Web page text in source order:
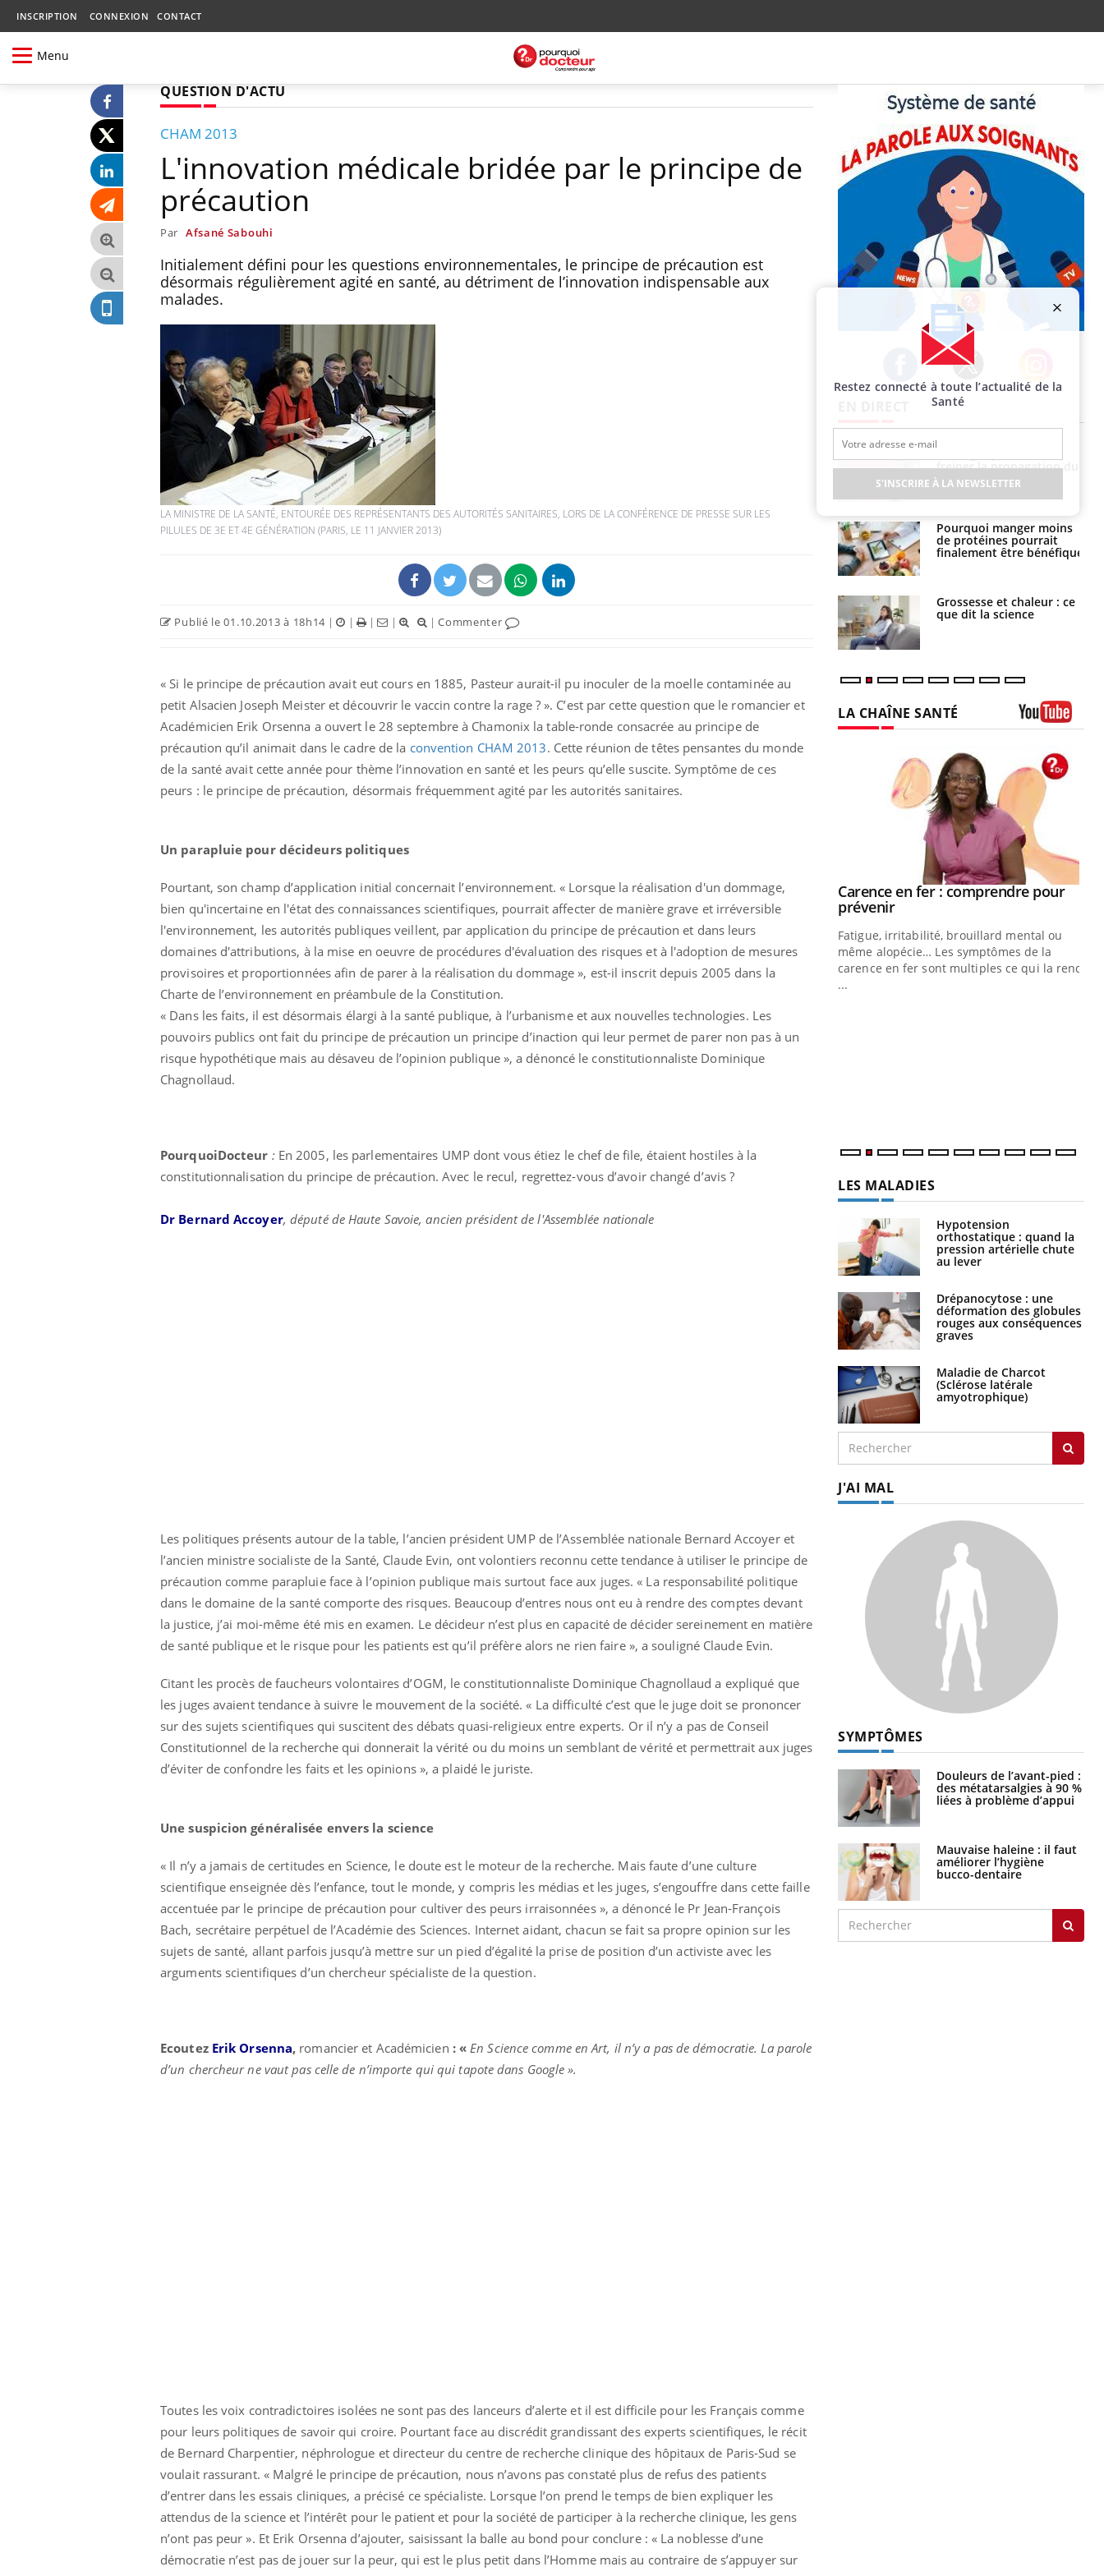
INSCRIPTION CONNEXION CONTACT
Menu
QUESTION D'ACTU
CHAM 2013
L'innovation médicale bridée par le principe de
précaution
Par Afsané Sabouhi
Initialement défini pour les questions environnementales, le principe de précaution est
désormais régulièrement agité en santé, au détriment de l’innovation indispensable aux
malades.
LA MINISTRE DE LA SANTÉ, ENTOURÉE DES REPRÉSENTANTS DES AUTORITÉS SANITAIRES, LORS DE LA CONFÉRENCE DE PRESSE SUR LES
PILULES DE 3E ET 4E GÉNÉRATION (PARIS, LE 11 JANVIER 2013)
Publié le 01.10.2013 à 18h14 | | | | |Commenter
« Si le principe de précaution avait eut cours en 1885, Pasteur aurait-il pu inoculer de la moelle contaminée au
petit Alsacien Joseph Meister et découvrir le vaccin contre la rage ? ». C’est par cette question que le romancier et
Académicien Erik Orsenna a ouvert le 28 septembre à Chamonix la table-ronde consacrée au principe de
précaution qu’il animait dans le cadre de la convention CHAM 2013. Cette réunion de têtes pensantes du monde
de la santé avait cette année pour thème l’innovation en santé et les peurs qu’elle suscite. Symptôme de ces
peurs : le principe de précaution, désormais fréquemment agité par les autorités sanitaires.
Un parapluie pour décideurs politiques
Pourtant, son champ d’application initial concernait l’environnement. « Lorsque la réalisation d'un dommage,
bien qu'incertaine en l'état des connaissances scientifiques, pourrait affecter de manière grave et irréversible
l'environnement, les autorités publiques veillent, par application du principe de précaution et dans leurs
domaines d'attributions, à la mise en oeuvre de procédures d'évaluation des risques et à l'adoption de mesures
provisoires et proportionnées afin de parer à la réalisation du dommage », est-il inscrit depuis 2005 dans la
Charte de l’environnement en préambule de la Constitution.
« Dans les faits, il est désormais élargi à la santé publique, à l’urbanisme et aux nouvelles technologies. Les
pouvoirs publics ont fait du principe de précaution un principe d’inaction qui leur permet de parer non pas à un
risque hypothétique mais au désaveu de l’opinion publique », a dénoncé le constitutionnaliste Dominique
Chagnollaud.
PourquoiDocteur : En 2005, les parlementaires UMP dont vous étiez le chef de file, étaient hostiles à la
constitutionnalisation du principe de précaution. Avec le recul, regrettez-vous d’avoir changé d’avis ?
Dr Bernard Accoyer, député de Haute Savoie, ancien président de l'Assemblée nationale
Les politiques présents autour de la table, l’ancien président UMP de l’Assemblée nationale Bernard Accoyer et
l’ancien ministre socialiste de la Santé, Claude Evin, ont volontiers reconnu cette tendance à utiliser le principe de
précaution comme parapluie face à l’opinion publique mais surtout face aux juges. « La responsabilité politique
dans le domaine de la santé comporte des risques. Beaucoup d’entres nous ont eu à rendre des comptes devant
la justice, j’ai moi-même été mis en examen. Le décideur n’est plus en capacité de décider sereinement en matière
de santé publique et le risque pour les patients est qu’il préfère alors ne rien faire », a souligné Claude Evin.
Citant les procès de faucheurs volontaires d’OGM, le constitutionnaliste Dominique Chagnollaud a expliqué que
les juges avaient tendance à suivre le mouvement de la société. « La difficulté c’est que le juge doit se prononcer
sur des sujets scientifiques qui suscitent des débats quasi-religieux entre experts. Or il n’y a pas de Conseil
Constitutionnel de la recherche qui donnerait la vérité ou du moins un semblant de vérité et permettrait aux juges
d’éviter de confondre les faits et les opinions », a plaidé le juriste.
Une suspicion généralisée envers la science
« Il n’y a jamais de certitudes en Science, le doute est le moteur de la recherche. Mais faute d’une culture
scientifique enseignée dès l’enfance, tout le monde, y compris les médias et les juges, s’engouffre dans cette faille
accentuée par le principe de précaution pour cultiver des peurs irraisonnées », a dénoncé le Pr Jean-François
Bach, secrétaire perpétuel de l’Académie des Sciences. Internet aidant, chacun se fait sa propre opinion sur les
sujets de santé, allant parfois jusqu’à mettre sur un pied d’égalité la prise de position d’un activiste avec les
arguments scientifiques d’un chercheur spécialiste de la question.
Ecoutez Erik Orsenna, romancier et Académicien : « En Science comme en Art, il n’y a pas de démocratie. La parole
d’un chercheur ne vaut pas celle de n’importe qui qui tapote dans Google ».
Toutes les voix contradictoires isolées ne sont pas des lanceurs d’alerte et il est difficile pour les Français comme
pour leurs politiques de savoir qui croire. Pourtant face au discrédit grandissant des experts scientifiques, le récit
de Bernard Charpentier, néphrologue et directeur du centre de recherche clinique des hôpitaux de Paris-Sud se
voulait rassurant. « Malgré le principe de précaution, nous n’avons pas constaté plus de refus des patients
d’entrer dans les essais cliniques, a précisé ce spécialiste. Lorsque l’on prend le temps de bien expliquer les
attendus de la science et l’intérêt pour le patient et pour la société de participer à la recherche clinique, les gens
n’ont pas peur ». Et Erik Orsenna d’ajouter, saisissant la balle au bond pour conclure : « La noblesse d’une
démocratie n’est pas de jouer sur la peur, qui est le plus petit dans l’Homme mais au contraire de s’appuyer sur
Facebook Twitter Instagram
tous les jours se profile-t- freiner la propagation du
cancer ?
Pourquoi manger moins
de protéines pourrait
finalement être bénéfique
Grossesse et chaleur : ce
que dit la science
LA CHAÎNE SANTÉ
Youtube
Eczéma Chronique des Mains :
expliquer ma maladieYoutube
Il y a des sujets qui sont faciles à aborder...
d'autres non ! D'un côté, poser des
questions sur la maladie d'un proche c'est
Youtube
Carence en fer : comprendre pour
prévenirYoutube
Fatigue, irritabilité, brouillard mental ou
même alopécie… Les symptômes de la
carence en fer sont multiples ce qui la rend
...
LES MALADIES
Hypotension
orthostatique : quand la
pression artérielle chute
au lever
Drépanocytose : une
déformation des globules
rouges aux conséquences
graves
Maladie de Charcot
(Sclérose latérale
amyotrophique)
J'AI MAL
SYMPTÔMES
Douleurs de l’avant-pied :
des métatarsalgies à 90 %
liées à problème d’appui
Mauvaise haleine : il faut
améliorer l’hygiène
bucco-dentaire
Restez connecté à toute l’actualité de la
Santé
S'INSCRIRE À LA NEWSLETTER